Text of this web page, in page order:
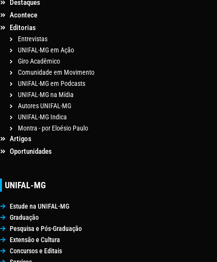
Destaques
Acontece
Editorias
Entrevistas
UNIFAL-MG em Ação
Giro Acadêmico
Comunidade em Movimento
UNIFAL-MG em Podcasts
UNIFAL-MG na Mídia
Autores UNIFAL-MG
UNIFAL-MG Indica
Montra - por Eloésio Paulo
Artigos
Oportunidades
UNIFAL-MG
Estude na UNIFAL-MG
Graduação
Pesquisa e Pós-Graduação
Extensão e Cultura
Concursos e Editais